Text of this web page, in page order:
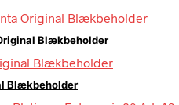
Blækbeholder
Blækbeholder